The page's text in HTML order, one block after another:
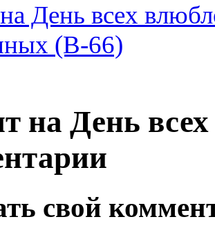
День всех
(В-66)
на День
свой